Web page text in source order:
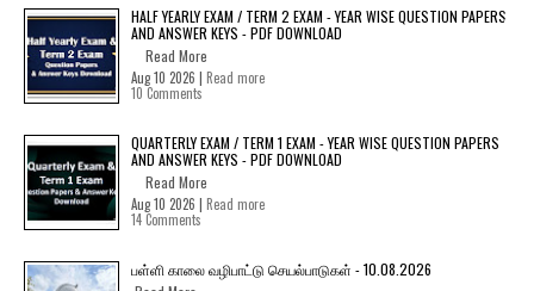
HALF YEARLY EXAM / TERM 2 EXAM - YEAR WISE QUESTION PAPERS
AND ANSWER KEYS - PDF DOWNLOAD
Read More
Aug 10 2026 | Read more
10 Comments
QUARTERLY EXAM / TERM 1 EXAM - YEAR WISE QUESTION PAPERS
AND ANSWER KEYS - PDF DOWNLOAD
Read More
Aug 10 2026 | Read more
14 Comments
பள்ளி காலை வழிபாட்டு செயல்பாடுகள் - 10.08.2026